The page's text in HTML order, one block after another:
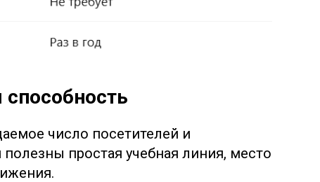
способность
число посетителей и
простая учебная линия, место